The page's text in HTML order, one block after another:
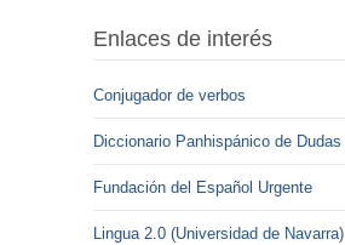
Enlaces de interés
Conjugador de verbos
Diccionario Panhispánico de Dudas
Fundación del Español Urgente
Lingua 2.0 (Universidad de Navarra)